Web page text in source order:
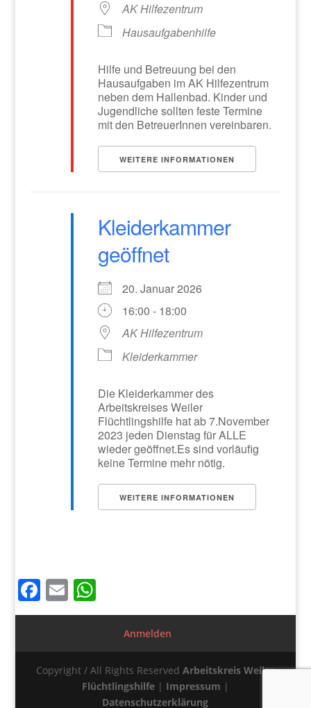
AK Hilfezentrum
Hausaufgabenhilfe
Hilfe und Betreuung bei den
Hausaufgaben im AK Hilfezentrum
neben dem Hallenbad. Kinder und
Jugendliche sollten feste Termine
mit den BetreuerInnen vereinbaren.
WEITERE INFORMATIONEN
Kleiderkammer
geöffnet
20. Januar 2026
16:00 - 18:00
AK Hilfezentrum
Kleiderkammer
Die Kleiderkammer des
Arbeitskreises Weiler
Flüchtlingshilfe hat ab 7.November
2023 jeden Dienstag für ALLE
wieder geöffnet.Es sind vorläufig
keine Termine mehr nötig.
WEITERE INFORMATIONEN
Facebook
Email
Anmelden
Copyright / All Rights ReservedArbeitskreis Weiler
Flüchtlingshilfe| Impressum |
Datenschutzerklärung